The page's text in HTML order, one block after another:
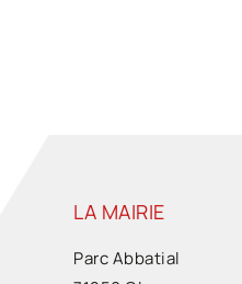
LA MAIRIE
Parc Abbatial